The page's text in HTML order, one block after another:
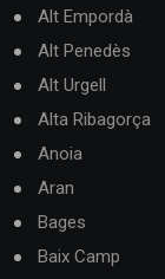
Alt Empordà
Alt Penedès
Alt Urgell
Alta Ribagorça
Anoia
Aran
Bages
Baix Camp